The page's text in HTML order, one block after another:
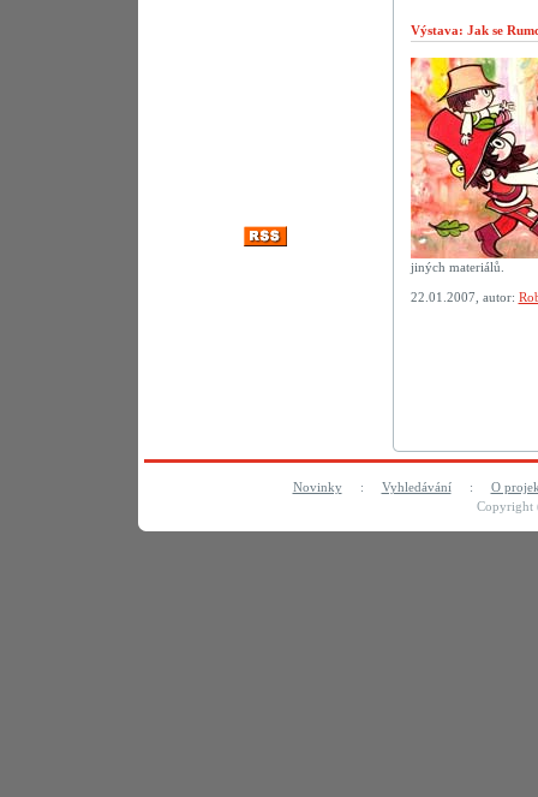
Výstava: Jak se
jiných materiálů.
22.01.2007, autor:
Novinky: Vyhledávání: O
Copyright